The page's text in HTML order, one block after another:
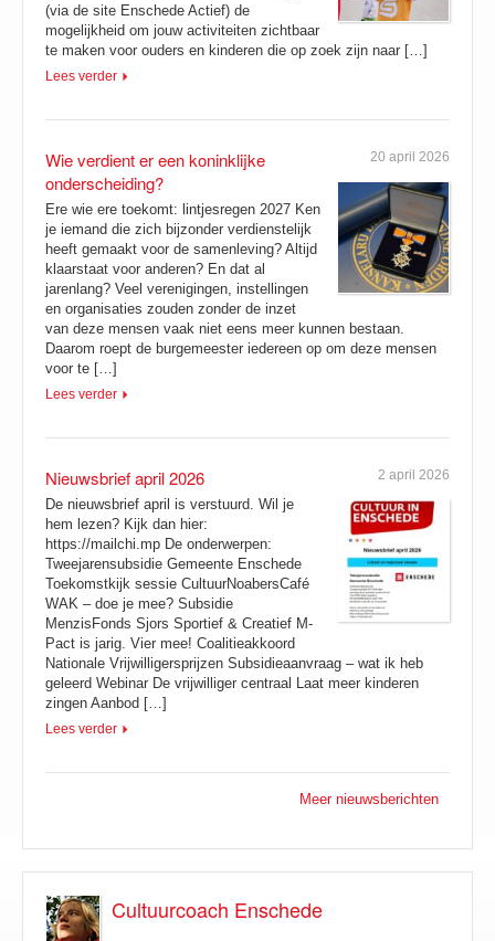
(via de site Enschede Actief) de
mogelijkheid om jouw activiteiten zichtbaar
te maken voor ouders en kinderen die op zoek zijn naar […]
Lees verder
20 april 2026
Wie verdient er een koninklijke
onderscheiding?
Ere wie ere toekomt: lintjesregen 2027 Ken
je iemand die zich bijzonder verdienstelijk
heeft gemaakt voor de samenleving? Altijd
klaarstaat voor anderen? En dat al
jarenlang? Veel verenigingen, instellingen
en organisaties zouden zonder de inzet
van deze mensen vaak niet eens meer kunnen bestaan.
Daarom roept de burgemeester iedereen op om deze mensen
voor te […]
Lees verder
2 april 2026
Nieuwsbrief april 2026
De nieuwsbrief april is verstuurd. Wil je
hem lezen? Kijk dan hier:
https://mailchi.mp De onderwerpen:
Tweejarensubsidie Gemeente Enschede
Toekomstkijk sessie CultuurNoabersCafé
WAK – doe je mee? Subsidie
MenzisFonds Sjors Sportief & Creatief M-
Pact is jarig. Vier mee! Coalitieakkoord
Nationale Vrijwilligersprijzen Subsidieaanvraag – wat ik heb
geleerd Webinar De vrijwilliger centraal Laat meer kinderen
zingen Aanbod […]
Lees verder
Meer nieuwsberichten
Cultuurcoach Enschede